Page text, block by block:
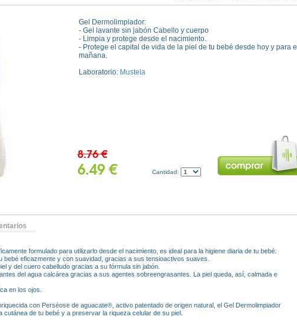
Gel Dermolimpiador:
- Gel lavante sin jabón Cabello y cuerpo
- Limpia y protege desde el nacimiento.
- Protege el capital de vida de la piel de tu bebé desde hoy y para el
mañana.
Laboratorio: Mustela
8.76 €
6.49 € Cantidad:
formulado para utilizarlo desde el nacimiento, es ideal para la higiene diaria de tu bebé:
bebé eficazmente y con suavidad, gracias a sus tensioactivos suaves.
y del cuero cabelludo gracias a su fórmula sin jabón.
del agua calcárea gracias a sus agentes sobreengrasantes. La piel queda, así, calmada e
en los ojos.
con Perséose de aguacate®, activo patentado de origen natural, el Gel Dermolimpiador
de tu bebé y a preservar la riqueza celular de su piel.